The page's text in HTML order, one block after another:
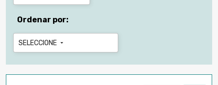
Ordenar por:
SELECCIONE 